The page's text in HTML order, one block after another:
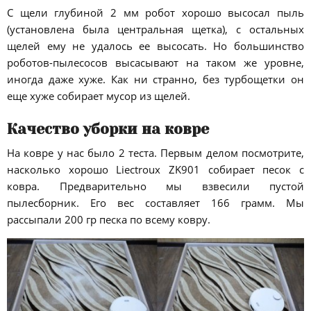
С щели глубиной 2 мм робот хорошо высосал пыль
(установлена была центральная щетка), с остальных
щелей ему не удалось ее высосать. Но большинство
роботов-пылесосов высасывают на таком же уровне,
иногда даже хуже. Как ни странно, без турбощетки он
еще хуже собирает мусор из щелей.
Качество уборки на ковре
На ковре у нас было 2 теста. Первым делом посмотрите,
насколько хорошо Liectroux ZK901 собирает песок с
ковра. Предварительно мы взвесили пустой
пылесборник. Его вес составляет 166 грамм. Мы
рассыпали 200 гр песка по всему ковру.